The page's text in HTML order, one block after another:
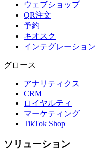
ウェブショップ
QR注文
予約
キオスク
インテグレーション
グロース
アナリティクス
CRM
ロイヤルティ
マーケティング
TikTok Shop
ソリューション